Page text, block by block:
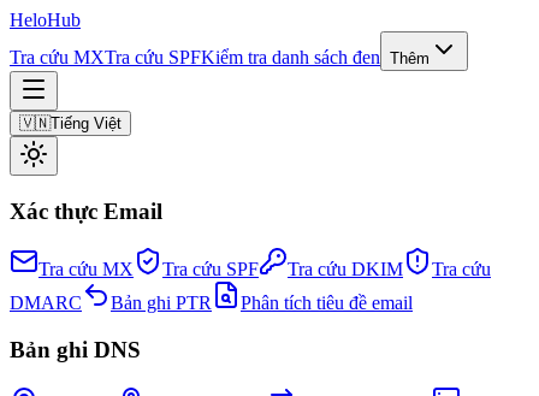
HeloHub
Tra cứu MXTra cứu SPFKiểm tra danh sách đen Thêm
🇻🇳Tiếng Việt
Xác thực Email
Tra cứu MX Tra cứu SPF Tra cứu DKIM
Tra cứu
DMARC
Bản ghi PTR Phân tích tiêu đề email
Bản ghi DNS